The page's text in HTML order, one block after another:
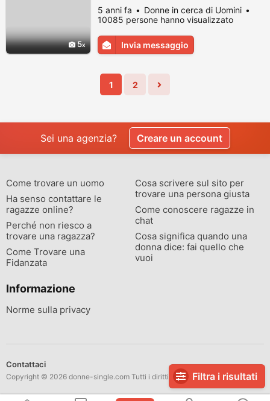
Filtra i risultati
5
avventure. https://italia.donne-
single.com/memberid/2001249679383_de5
5 anni fa
Donne in cerca di Uomini
10085 persone hanno visualizzato
Invia messaggio
1 2
Sei una agenzia? Creare un account
Come trovare un uomo
Ha senso contattare le
ragazze online?
Perché non riesco a
trovare una ragazza?
Come Trovare una
Fidanzata
Cosa scrivere sul sito per
trovare una persona giusta
Come conoscere ragazze in
chat
Cosa significa quando una
donna dice: fai quello che
vuoi
Informazione
Norme sulla privacy
Contattaci
Copyright © 2026 donne-single.com Tutti i diritti riservati.